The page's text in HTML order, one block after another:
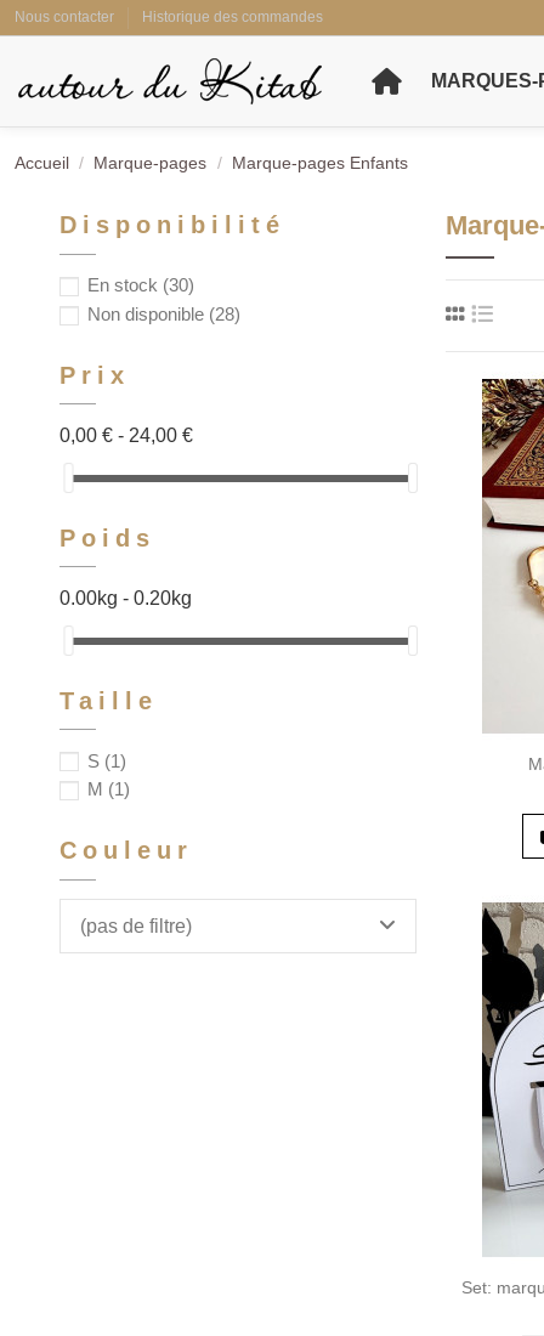
Nous contacter Historique des commandes
MARQUES-
Accueil Marque-pages Marque-pages Enfants
Set:
Disponibilité
En stock (30)
Non disponible (28)
Prix
0,00 € - 24,00 €
Poids
0.00kg - 0.20kg
Taille
S (1)
M (1)
Couleur
(pas de filtre)